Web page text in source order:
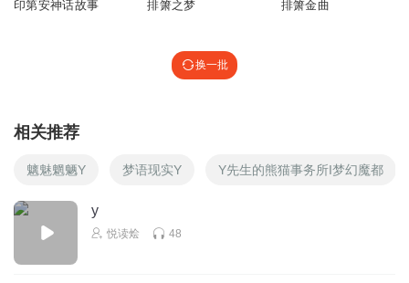
印第安神话故事 排箫之梦 排箫金曲
换一批
相关推荐
魑魅魍魉Y 梦语现实Y Y先生的熊猫事务所I梦幻魔都
y
悦读烩 48